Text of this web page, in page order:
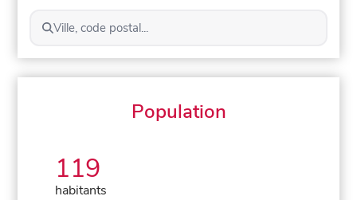
Ville, code postal...
Population
119
habitants